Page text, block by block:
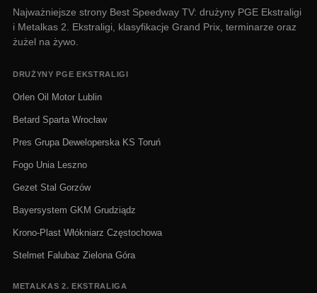
Najważniejsze strony Best Speedway TV: drużyny PGE Ekstraligi
i Metalkas 2. Ekstraligi, klasyfikacje Grand Prix, terminarze oraz
żużel na żywo.
DRUŻYNY PGE EKSTRALIGI
Orlen Oil Motor Lublin
Betard Sparta Wrocław
Pres Grupa Deweloperska KS Toruń
Fogo Unia Leszno
Gezet Stal Gorzów
Bayersystem GKM Grudziądz
Krono-Plast Włókniarz Częstochowa
Stelmet Falubaz Zielona Góra
METALKAS 2. EKSTRALIGA